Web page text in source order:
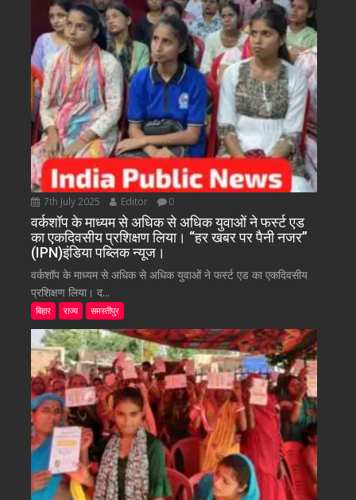
7th July 2025 Editor 0
वर्कशॉप के माध्यम से अधिक से अधिक युवाओं ने फर्स्ट एड
का एकदिवसीय प्रशिक्षण लिया। “हर खबर पर पैनी नजर”
(IPN)इंडिया पब्लिक न्यूज।
वर्कशॉप के माध्यम से अधिक से अधिक युवाओं ने फर्स्ट एड का एकदिवसीय
प्रशिक्षण लिया। द...
बिहार राज्य समस्तीपुर